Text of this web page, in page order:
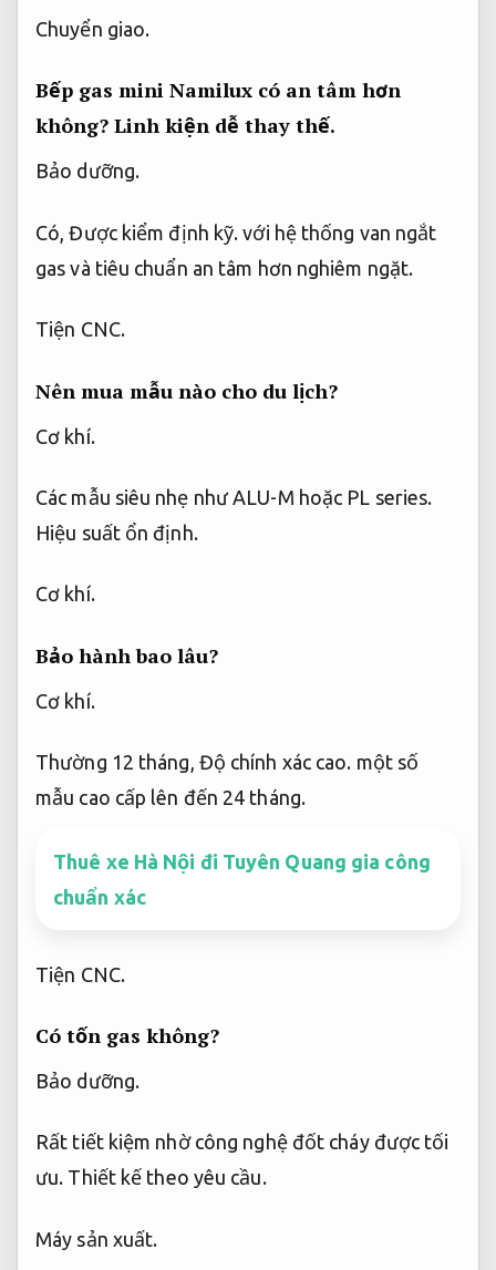
Chuyển giao.
Bếp gas mini Namilux có an tâm hơn
không? Linh kiện dễ thay thế.
Bảo dưỡng.
Có,Được kiểm định kỹ. với hệ thống van ngắt
gas và tiêu chuẩn an tâm hơn nghiêm ngặt.
Tiện CNC.
Nên mua mẫu nào cho du lịch?
Cơ khí.
Các mẫu siêu nhẹ như ALU-M hoặc PL series.
Hiệu suất ổn định.
Cơ khí.
Bảo hành bao lâu?
Cơ khí.
Thường 12 tháng, Độ chính xác cao. một số
mẫu cao cấp lên đến 24 tháng.
Thuê xe Hà Nội đi Tuyên Quang gia công
chuẩn xác
Tiện CNC.
Có tốn gas không?
Bảo dưỡng.
Rất tiết kiệm nhờ công nghệ đốt cháy được tối
ưu. Thiết kế theo yêu cầu.
Máy sản xuất.